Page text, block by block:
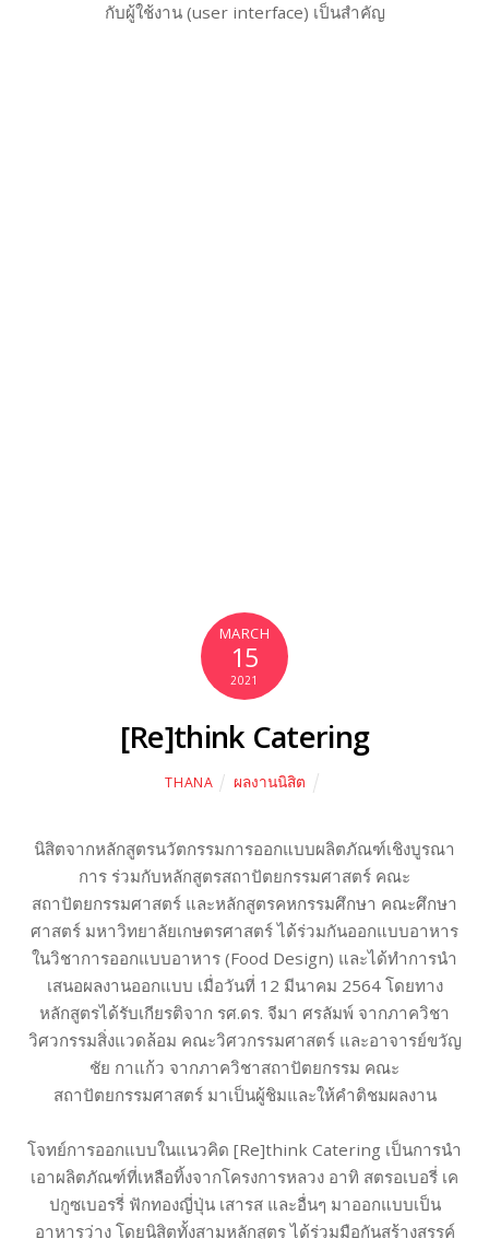
กับผู้ใช้งาน (user interface) เป็นสำคัญ
MARCH
15
2021
[Re]think Catering
THANA ผลงานนิสิต
นิสิตจากหลักสูตรนวัตกรรมการออกแบบผลิตภัณฑ์เชิงบูรณา
การ ร่วมกับหลักสูตรสถาปัตยกรรมศาสตร์ คณะ
สถาปัตยกรรมศาสตร์ และหลักสูตรคหกรรมศึกษา คณะศึกษา
ศาสตร์ มหาวิทยาลัยเกษตรศาสตร์ ได้ร่วมกันออกแบบอาหาร
ในวิชาการออกแบบอาหาร (Food Design) และได้ทำการนำ
เสนอผลงานออกแบบ เมื่อวันที่ 12 มีนาคม 2564 โดยทาง
หลักสูตรได้รับเกียรติจาก รศ.ดร. จีมา ศรลัมพ์ จากภาควิชา
วิศวกรรมสิ่งแวดล้อม คณะวิศวกรรมศาสตร์ และอาจารย์ขวัญ
ชัย กาแก้ว จากภาควิชาสถาปัตยกรรม คณะ
สถาปัตยกรรมศาสตร์ มาเป็นผู้ชิมและให้คำติชมผลงาน
โจทย์การออกแบบในแนวคิด [Re]think Catering เป็นการนำ
เอาผลิตภัณฑ์ที่เหลือทิ้งจากโครงการหลวง อาทิ สตรอเบอรี่ เค
ปกูซเบอรรี่ ฟักทองญี่ปุ่น เสารส และอื่นๆ มาออกแบบเป็น
อาหารว่าง โดยนิสิตทั้งสามหลักสูตร ได้ร่วมมือกันสร้างสรรค์